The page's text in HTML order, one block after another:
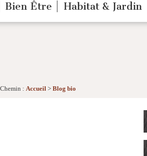
Bien Être Habitat & Jardin
Chemin : Accueil > Blog bio